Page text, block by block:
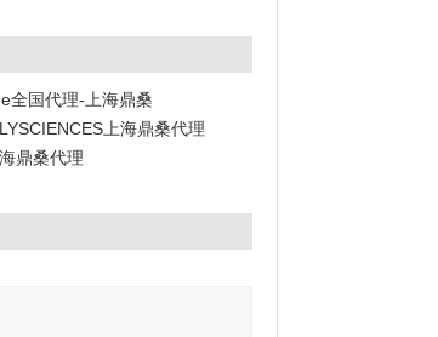
全国代理-上海鼎桑
上海鼎桑代理
鼎桑代理